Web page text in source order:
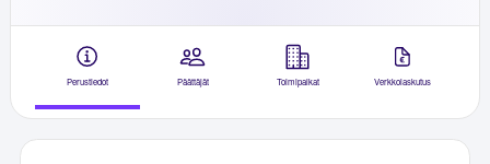
Perustiedot Päättäjät Toimipaikat Verkkolaskutus